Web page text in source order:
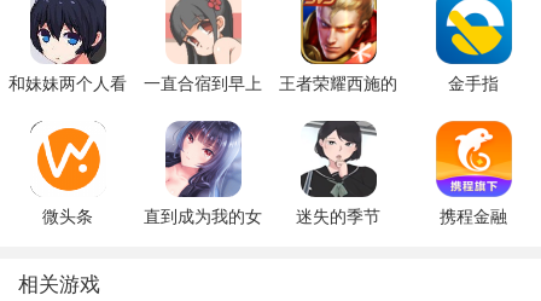
和妹妹两个人看
一直合宿到早上
王者荣耀西施的
金手指
微头条
直到成为我的女
迷失的季节
携程金融
相关游戏